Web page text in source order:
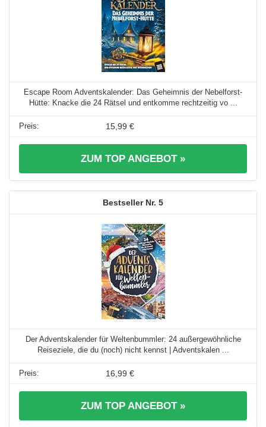
Escape Room Adventskalender: Das Geheimnis der Nebelforst-
Hütte: Knacke die 24 Rätsel und entkomme rechtzeitig vo ...
15,99 €
ZUM TOP ANGEBOT »
5
Der Adventskalender für Weltenbummler: 24 außergewöhnliche
Reiseziele, die du (noch) nicht kennst | Adventskalen ...
16,99 €
ZUM TOP ANGEBOT »